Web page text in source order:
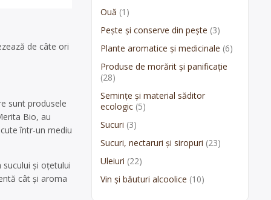
de câte ori
sunt produsele
Bio, au
într-un mediu
și oțetului
cât și aroma
Ouă (1)
Pește și conserve din pește (3)
Plante aromatice și medicinale (6)
Produse de morărit și panificație
(28)
Semințe și material săditor
ecologic (5)
Sucuri (3)
Sucuri, nectaruri și siropuri (23)
Uleiuri (22)
Vin și băuturi alcoolice (10)